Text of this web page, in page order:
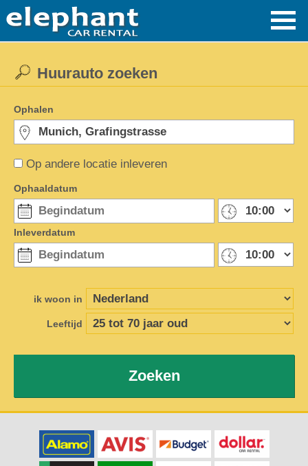
Op andere locatie inleveren
Huurauto zoeken
Ophalen
Ophaaldatum
Inleverdatum
ik woon in
Leeftijd
Zoeken